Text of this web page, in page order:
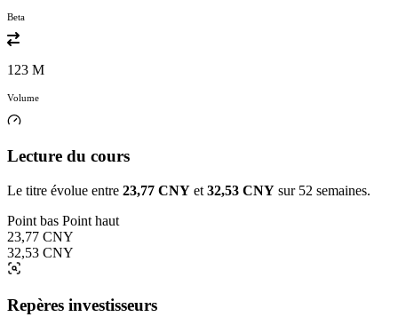
Beta
123 M
Volume
Lecture du cours
Le titre évolue entre 23,77 CNY et 32,53 CNY sur 52 semaines.
Point bas Point haut
23,77 CNY
32,53 CNY
Repères investisseurs